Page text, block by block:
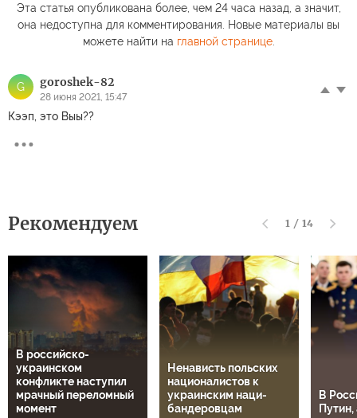
Эта статья опубликована более, чем 24 часа назад, а значит,
она недоступна для комментирования. Новые материалы вы
можете найти на главной странице.
G goroshek-82
28 июня 2021, 15:47
Кээп, это Выы??
Рекомендуем 1 / 14
В российско-
украинском
конфликте наступил
мрачный переломный
момент
Ненависть польских
националистов к
украинским наци-
бандеровцам
В